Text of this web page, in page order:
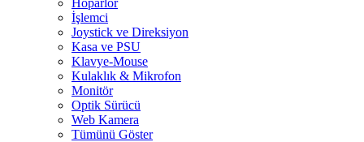
Hoparlör
İşlemci
Joystick ve Direksiyon
Kasa ve PSU
Klavye-Mouse
Kulaklık & Mikrofon
Monitör
Optik Sürücü
Web Kamera
Tümünü Göster